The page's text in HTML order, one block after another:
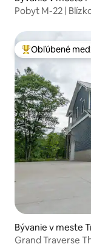
Pobyt M-22 |
Najobľúbenejšie
Obľúbené
Bývanie v meste
Grand Traverse